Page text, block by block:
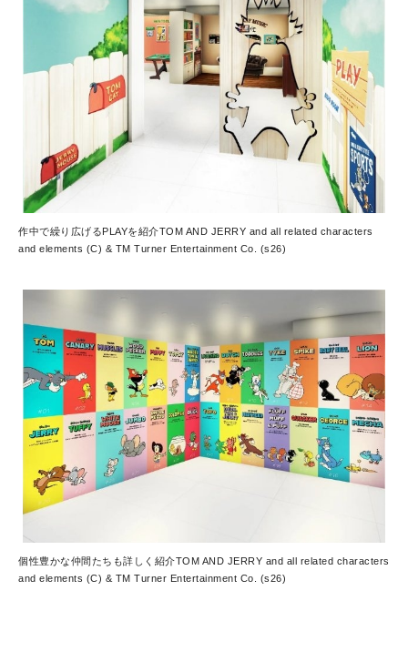
作中で繰り広げるPLAYを紹介TOM AND JERRY and all related characters
and elements (C) & TM Turner Entertainment Co. (s26)
個性豊かな仲間たちも詳しく紹介TOM AND JERRY and all related characters
and elements (C) & TM Turner Entertainment Co. (s26)